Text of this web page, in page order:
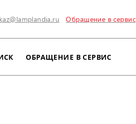
Обращение в сервис
ОБРАЩЕНИЕ В СЕРВИС